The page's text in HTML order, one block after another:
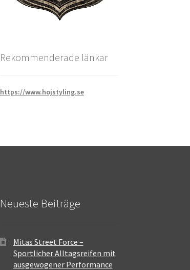
Rekommenderade länkar
https://www.hojstyling.se
Neueste Beiträge
Mitas Street Force –
Sportlicher Alltagsreifen mit
ausgewogener Performance